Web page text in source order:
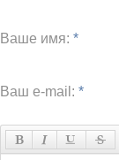
Ваше имя: *
Ваш e-mail: *